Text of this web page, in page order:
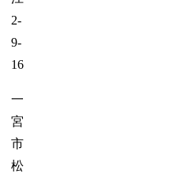
2-
9-
16
一
宮
市
松